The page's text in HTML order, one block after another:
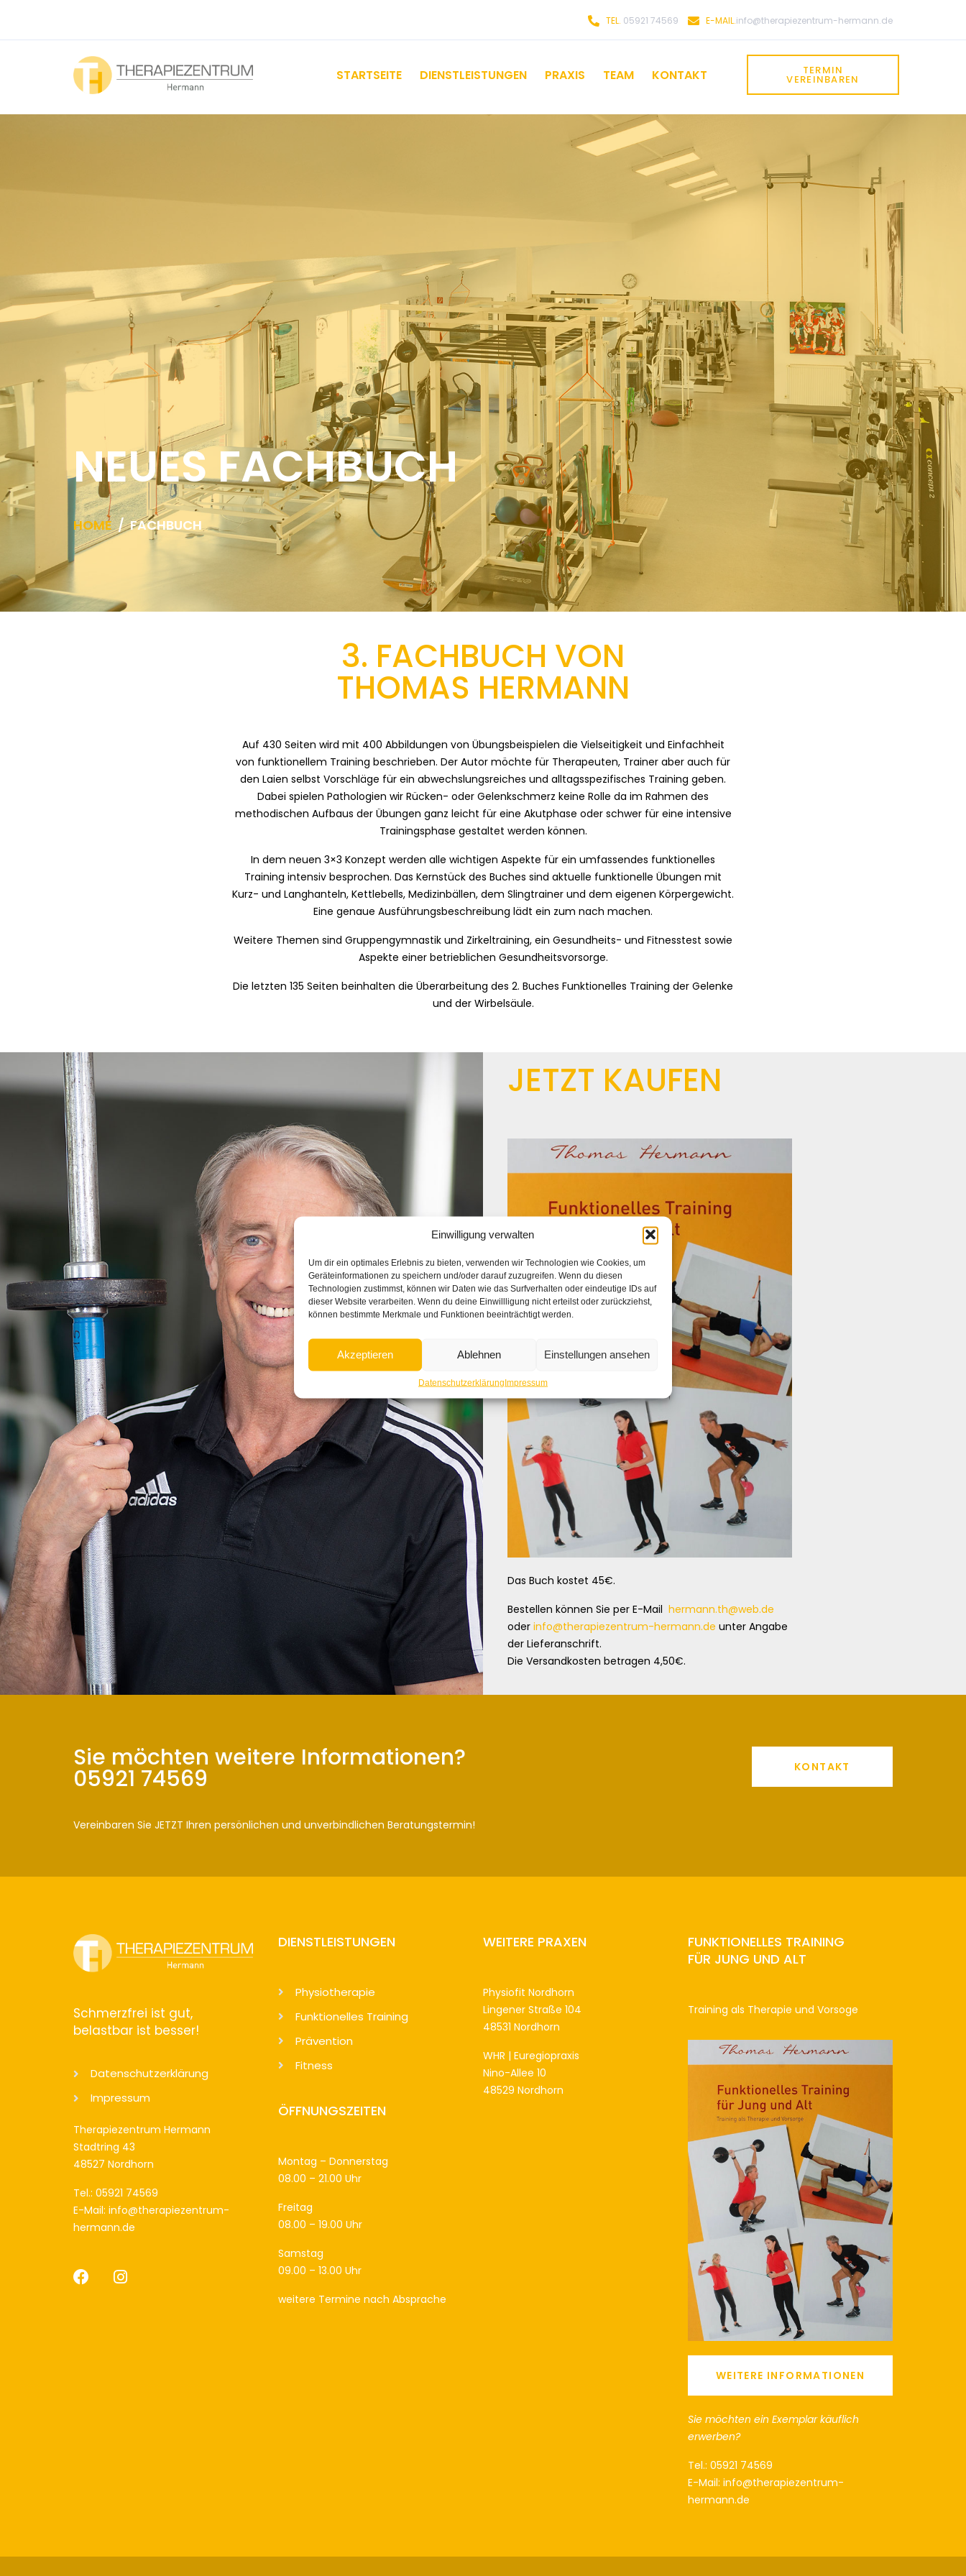
Einwilligung verwalten
Um dir ein optimales Erlebnis zu bieten, verwenden wir Technologien wie Cookies, um
Geräteinformationen zu speichern und/oder darauf zuzugreifen. Wenn du diesen
Technologien zustimmst, können wir Daten wie das Surfverhalten oder eindeutige IDs auf
dieser Website verarbeiten. Wenn du deine Einwillligung nicht erteilst oder zurückziehst,
können bestimmte Merkmale und Funktionen beeinträchtigt werden.
Akzeptieren Ablehnen Einstellungen ansehen
DatenschutzerklärungImpressum
TEL. 05921 74569 E-MAIL.info@therapiezentrum-hermann.de
STARTSEITE DIENSTLEISTUNGEN PRAXIS TEAM KONTAKT TERMIN
VEREINBAREN
NEUES FACHBUCH
HOME FACHBUCH
3. FACHBUCH VON
THOMAS HERMANN
Auf 430 Seiten wird mit 400 Abbildungen von Übungsbeispielen die Vielseitigkeit und Einfachheit
von funktionellem Training beschrieben. Der Autor möchte für Therapeuten, Trainer aber auch für
den Laien selbst Vorschläge für ein abwechslungsreiches und alltagsspezifisches Training geben.
Dabei spielen Pathologien wir Rücken- oder Gelenkschmerz keine Rolle da im Rahmen des
methodischen Aufbaus der Übungen ganz leicht für eine Akutphase oder schwer für eine intensive
Trainingsphase gestaltet werden können.
In dem neuen 3×3 Konzept werden alle wichtigen Aspekte für ein umfassendes funktionelles
Training intensiv besprochen. Das Kernstück des Buches sind aktuelle funktionelle Übungen mit
Kurz- und Langhanteln, Kettlebells, Medizinbällen, dem Slingtrainer und dem eigenen Körpergewicht.
Eine genaue Ausführungsbeschreibung lädt ein zum nach machen.
Weitere Themen sind Gruppengymnastik und Zirkeltraining, ein Gesundheits- und Fitnesstest sowie
Aspekte einer betrieblichen Gesundheitsvorsorge.
Die letzten 135 Seiten beinhalten die Überarbeitung des 2. Buches Funktionelles Training der Gelenke
und der Wirbelsäule.
JETZT KAUFEN
Das Buch kostet 45€.
Bestellen können Sie per E-Mail hermann.th@web.de
oder info@therapiezentrum-hermann.de unter Angabe
der Lieferanschrift.
Die Versandkosten betragen 4,50€.
Sie möchten weitere Informationen?
05921 74569
Vereinbaren Sie JETZT Ihren persönlichen und unverbindlichen Beratungstermin!
KONTAKT
Schmerzfrei ist gut,
belastbar ist besser!
Datenschutzerklärung
Impressum
Therapiezentrum Hermann
Stadtring 43
48527 Nordhorn
Tel.: 05921 74569
E-Mail: info@therapiezentrum-
hermann.de
DIENSTLEISTUNGEN
Physiotherapie
Funktionelles Training
Prävention
Fitness
ÖFFNUNGSZEITEN
Montag – Donnerstag
08.00 – 21.00 Uhr
Freitag
08.00 – 19.00 Uhr
Samstag
09.00 – 13.00 Uhr
weitere Termine nach Absprache
WEITERE PRAXEN
Physiofit Nordhorn
Lingener Straße 104
48531 Nordhorn
WHR | Euregiopraxis
Nino-Allee 10
48529 Nordhorn
FUNKTIONELLES TRAINING
FÜR JUNG UND ALT
Training als Therapie und Vorsoge
WEITERE INFORMATIONEN
Sie möchten ein Exemplar käuflich
erwerben?
Tel.: 05921 74569
E-Mail: info@therapiezentrum-
hermann.de